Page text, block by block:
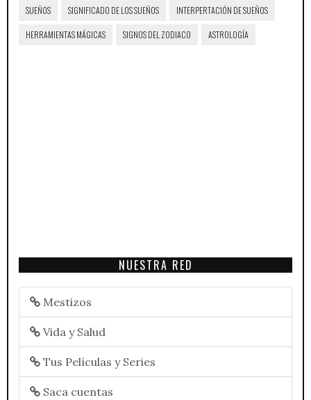
SUEÑOS SIGNIFICADO DE LOS SUEÑOS INTERPERTACIÓN DE SUEÑOS
HERRAMIENTAS MÁGICAS SIGNOS DEL ZODIACO ASTROLOGÍA
NUESTRA RED
Mestizos
Vida y Salud
Tus Películas y Series
Saca cuentas